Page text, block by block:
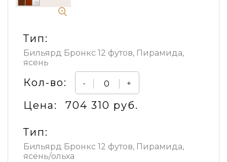
Тип:
Бильярд Бронкс 12 футов, Пирамида,
ясень
Кол-во: - +
Цена: 704 310 руб.
Тип:
Бильярд Бронкс 12 футов, Пирамида,
ясень/ольха